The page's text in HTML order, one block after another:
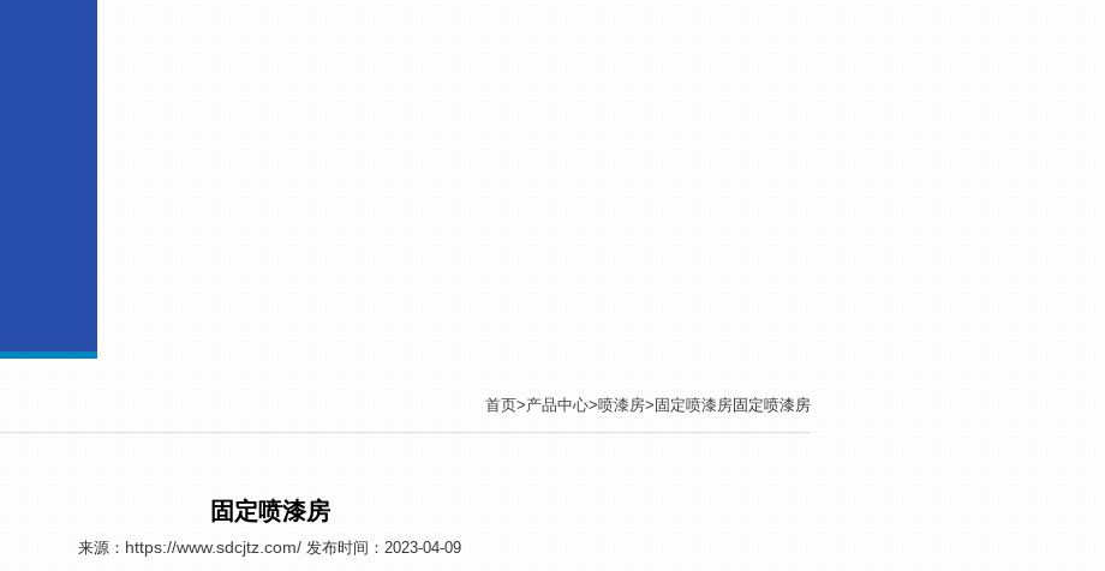
首页>产品中心>喷漆房>固定喷漆房固定喷漆房
固定喷漆房
来源： https://www.sdcjtz.com/ 发布时间：2023-04-09